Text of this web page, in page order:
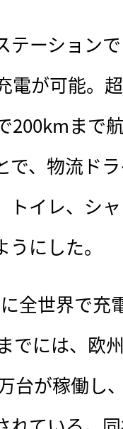
ーション
電が可能。
200kmまで
で、物流ド
トイレ、シ
にした。
全世界で充
でには、欧
台が稼働し